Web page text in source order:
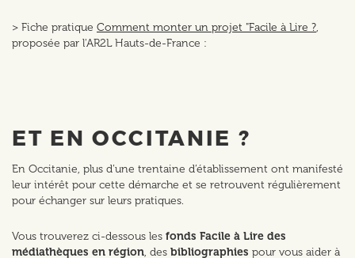
> Fiche pratique Comment monter un projet "Facile à Lire ?,
proposée par l'AR2L Hauts-de-France :
ET EN OCCITANIE ?
En Occitanie, plus d’une trentaine d’établissement ont manifesté
leur intérêt pour cette démarche et se retrouvent régulièrement
pour échanger sur leurs pratiques.
Vous trouverez ci-dessous les fonds Facile à Lire des
médiathèques en région, des bibliographies pour vous aider à